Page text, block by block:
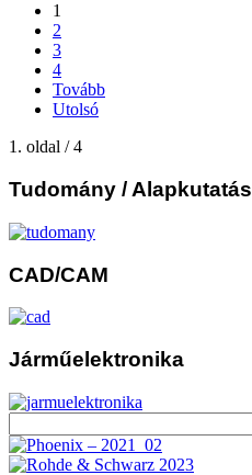
1
2
3
4
Tovább
Utolsó
1. oldal / 4
Tudomány / Alapkutatás
CAD/CAM
Járműelektronika